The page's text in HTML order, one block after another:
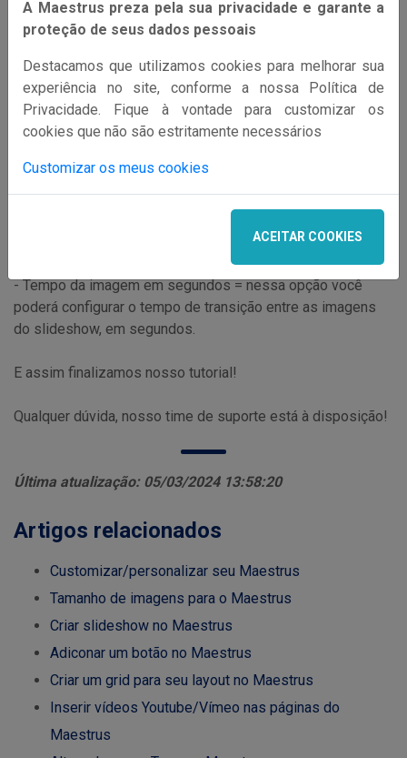
Nessa área você terá as seguintes opções:
- Exibir o slideshow no topo? = uma vez marcada, o
slideshow será exibido no topo de seu Maestrus. Ao ativar
subtítulos estáticos da página.
- Estender o slideshow? = quando marcada essa opção, o
topo, caso contrário, ele ficará centralizado em tamanho
- Tempo da imagem em segundos = nessa opção você
poderá configurar o tempo de transição entre as imagens
do slideshow, em segundos.
E assim finalizamos nosso tutorial!
Qualquer dúvida, nosso time de suporte está à disposição!
Última atualização: 05/03/2024 13:58:20
Artigos relacionados
Customizar/personalizar seu Maestrus
Tamanho de imagens para o Maestrus
Criar slideshow no Maestrus
Adiconar um botão no Maestrus
Criar um grid para seu layout no Maestrus
Inserir vídeos Youtube/Vímeo nas páginas do
Maestrus
A Maestrus preza pela sua privacidade e garante a
proteção de seus dados pessoais
Destacamos que utilizamos cookies para melhorar sua
experiência no site, conforme a nossa Política de
Privacidade. Fique à vontade para customizar os
cookies que não são estritamente necessários
Customizar os meus cookies
ACEITAR COOKIES